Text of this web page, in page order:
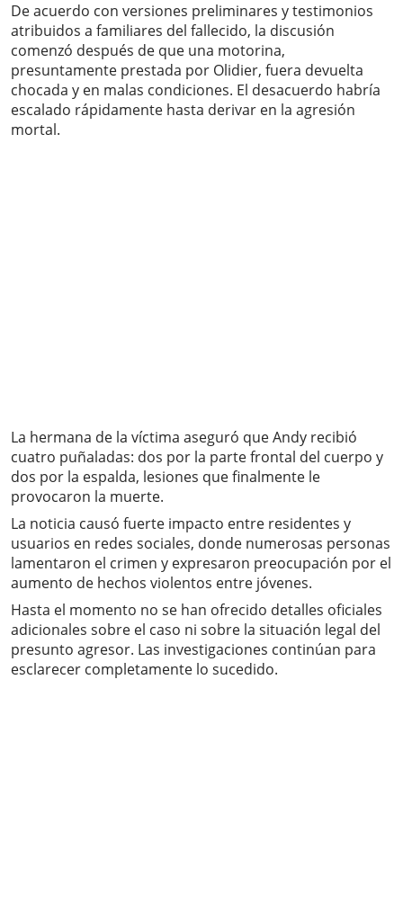
De acuerdo con versiones preliminares y testimonios
atribuidos a familiares del fallecido, la discusión
comenzó después de que una motorina,
presuntamente prestada por Olidier, fuera devuelta
chocada y en malas condiciones. El desacuerdo habría
escalado rápidamente hasta derivar en la agresión
mortal.
La hermana de la víctima aseguró que Andy recibió
cuatro puñaladas: dos por la parte frontal del cuerpo y
dos por la espalda, lesiones que finalmente le
provocaron la muerte.
La noticia causó fuerte impacto entre residentes y
usuarios en redes sociales, donde numerosas personas
lamentaron el crimen y expresaron preocupación por el
aumento de hechos violentos entre jóvenes.
Hasta el momento no se han ofrecido detalles oficiales
adicionales sobre el caso ni sobre la situación legal del
presunto agresor. Las investigaciones continúan para
esclarecer completamente lo sucedido.